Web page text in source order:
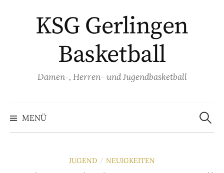
KSG Gerlingen
Basketball
Damen-, Herren- und Jugendbasketball
MENÜ
Suchen
nach:
JUGEND / NEUIGKEITEN